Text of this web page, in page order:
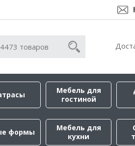
Мебель для
гостиной
формы
Мебель для
кухни